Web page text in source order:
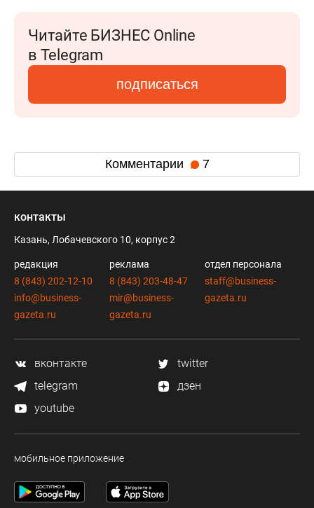
Читайте БИЗНЕС Online
в Telegram
подписаться
Комментарии 7
контакты
Казань, Лобачевского 10, корпус 2
редакция
8 (843) 202-12-10
info@business-
gazeta.ru
реклама
8 (843) 203-48-47
mir@business-
gazeta.ru
отдел персонала
staff@business-
gazeta.ru
вконтакте
twitter
telegram
дзен
youtube
мобильное приложение